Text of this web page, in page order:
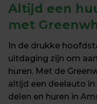
Altijd een
met
In de drukke
uitdaging zijn om
huren. Met de
altijd een deelauto
delen en huren in